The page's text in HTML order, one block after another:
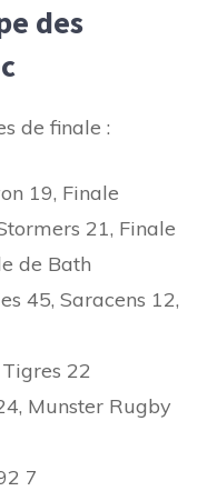
des
de finale :
19, Finale
21, Finale
de Bath
45, Saracens 12,
22
Munster Rugby
7